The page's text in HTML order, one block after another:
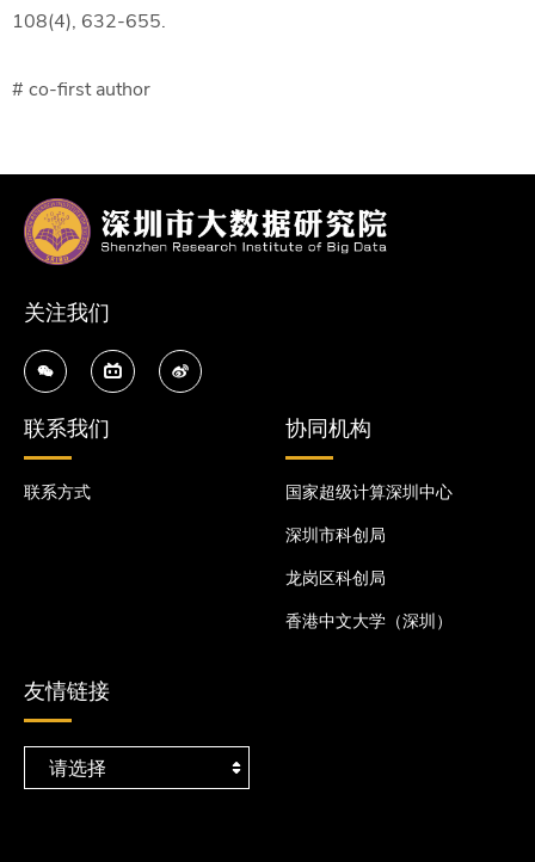
108(4), 632-655.
# co-first author
关注我们
联系我们
联系方式
协同机构
国家超级计算深圳中心
深圳市科创局
龙岗区科创局
香港中文大学（深圳）
友情链接